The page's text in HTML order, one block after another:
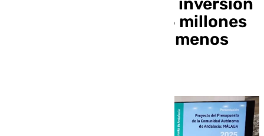
para Málaga de 524,5 millones
de euros, 91 millones menos